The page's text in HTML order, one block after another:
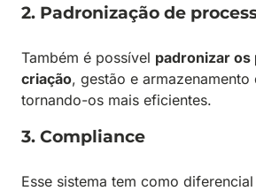
2. Padronização de
Também é possível padronizar os
criação, gestão e armazenamento
tornando-os mais eficientes.
3. Compliance
Esse sistema tem como